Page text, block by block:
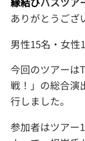
ありがとうござ
男性15名・女性
今回のツアーは
戦！」の総合演
行しました。
参加者はツアー